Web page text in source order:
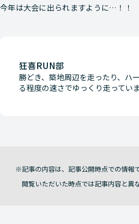
今年は大会に出られますように…！！
狂喜RUN部
勝どき、築地周辺を走ったり、ハ
る程度の速さでゆっくり走ってい
記事の内容は、記事公開時点での情報で
閲覧いただいた時点では記事内容と異